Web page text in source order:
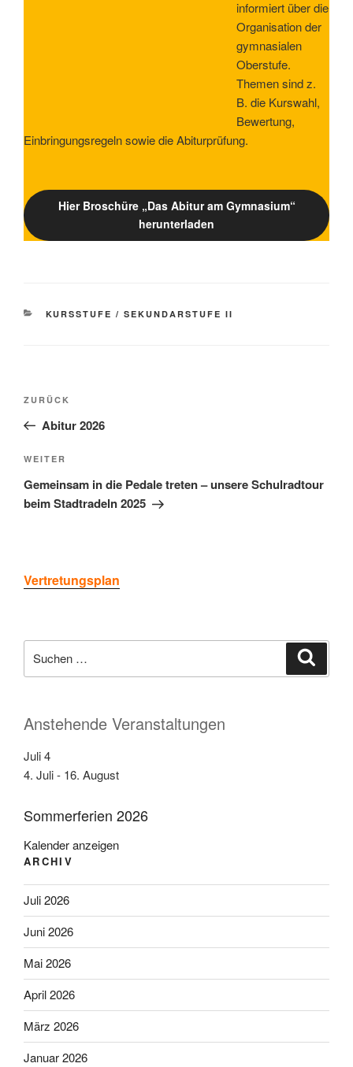
informiert über die
Organisation der
gymnasialen
Oberstufe.
Themen sind z.
B. die Kurswahl,
Bewertung,
Einbringungsregeln sowie die Abiturprüfung.
Hier Broschüre „Das Abitur am Gymnasium“
herunterladen
KATEGORIEN
KURSSTUFE / SEKUNDARSTUFE II
Beitragsnavigation
Vorheriger
Beitrag
ZURÜCK
Abitur 2026
Nächster
Beitrag
WEITER
Gemeinsam in die Pedale treten – unsere Schulradtour
beim Stadtradeln 2025
Vertretungsplan
nach:
Anstehende Veranstaltungen
Juli4
4. Juli- 16. August
Sommerferien 2026
Kalender anzeigen
ARCHIV
Juli 2026
Juni 2026
Mai 2026
April 2026
März 2026
Januar 2026